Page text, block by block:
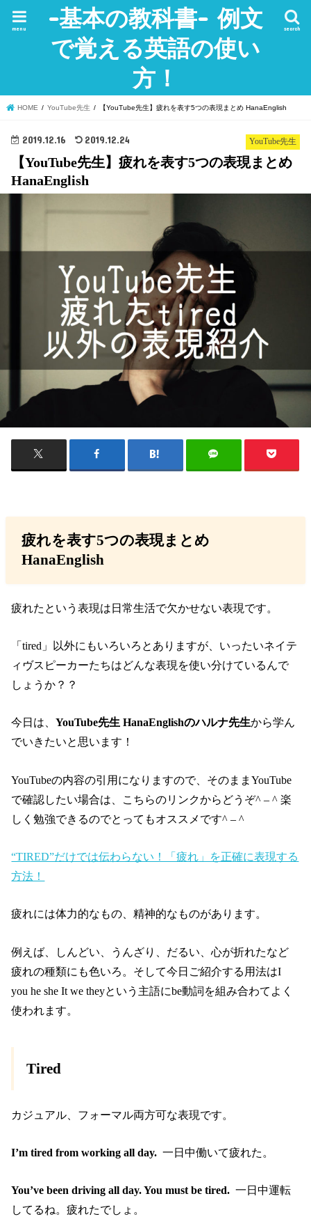
-基本の教科書- 例文
で覚える英語の使い
方！
search
menu
HOME YouTube先生 【YouTube先生】疲れを表す5つの表現まとめ HanaEnglish
YouTube先生
2019.12.16 2019.12.24
【YouTube先生】疲れを表す5つの表現まとめ
HanaEnglish
疲れを表す5つの表現まとめ
HanaEnglish
疲れたという表現は日常生活で欠かせない表現です。
「tired」以外にもいろいろとありますが、いったいネイテ
ィヴスピーカーたちはどんな表現を使い分けているんで
しょうか？？
今日は、YouTube先生 HanaEnglishのハルナ先生から学ん
でいきたいと思います！
YouTubeの内容の引用になりますので、そのままYouTube
で確認したい場合は、こちらのリンクからどうぞ^ – ^ 楽
しく勉強できるのでとってもオススメです^ – ^
“TIRED”だけでは伝わらない！「疲れ」を正確に表現する
方法！
疲れには体力的なもの、精神的なものがあります。
例えば、しんどい、うんざり、だるい、心が折れたなど
疲れの種類にも色いろ。そして今日ご紹介する用法はI
you he she It we theyという主語にbe動詞を組み合わてよく
使われます。
Tired
カジュアル、フォーマル両方可な表現です。
I’m tired from working all day. 一日中働いて疲れた。
You’ve been driving all day. You must be tired. 一日中運転
してるね。疲れたでしょ。